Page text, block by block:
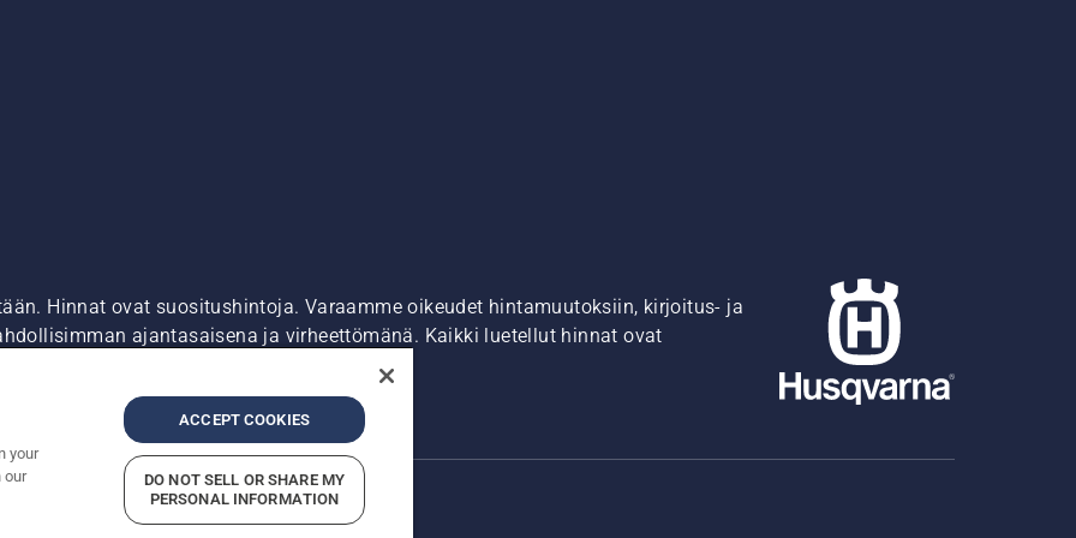
Hinnat ovat suositushintoja. Varaamme oikeudet hintamuutoksiin, kirjoitus- ja
ajantasaisena ja virheettömänä. Kaikki luetellut hinnat ovat
Epäillyistä rikkomuksista ilmoittaminen
your
our
ACCEPT COOKIES
DO NOT SELL OR SHARE MY
PERSONAL INFORMATION